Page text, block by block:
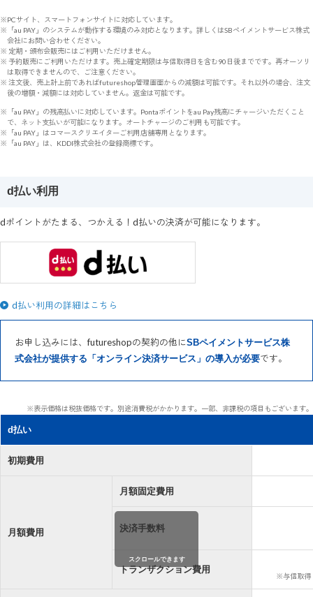
※PCサイト、スマートフォンサイトに対応しています。
※「au PAY」のシステムが動作する環境のみ対応となります。詳しくはSBペイメントサービス株式
会社にお問い合わせください。
※ 定期・頒布会販売にはご利用いただけません。
※ 予約販売にご利用いただけます。売上確定期限は与信取得日を含む90日後までです。再オーソリ
は取得できませんので、ご注意ください。
※ 注文後、売上計上前であればfutureshop管理画面からの減額は可能です。それ以外の場合、注文
後の増額・減額には対応していません。返金は可能です。
※「au PAY」の残高払いに対応しています。Pontaポイントをau Pay残高にチャージいただくこと
で、ネット支払いが可能になります。オートチャージのご利用も可能です。
※「au PAY」はコマースクリエイターご利用店舗専用となります。
※「au PAY」は、KDDI株式会社の登録商標です。
d払い利用
dポイントがたまる、つかえる！d払いの決済が可能になります。
d払い利用の詳細はこちら
お申し込みには、futureshopの契約の他にSBペイメントサービス株
式会社が提供する「オンライン決済サービス」の導入が必要です。
※表示価格は税抜価格です。別途消費税がかかります。一部、非課税の項目もございます。
d払い
初期費用
月額費用
月額固定費用
決済手数料
トランザクション費用
※与信取得
スクロールできます